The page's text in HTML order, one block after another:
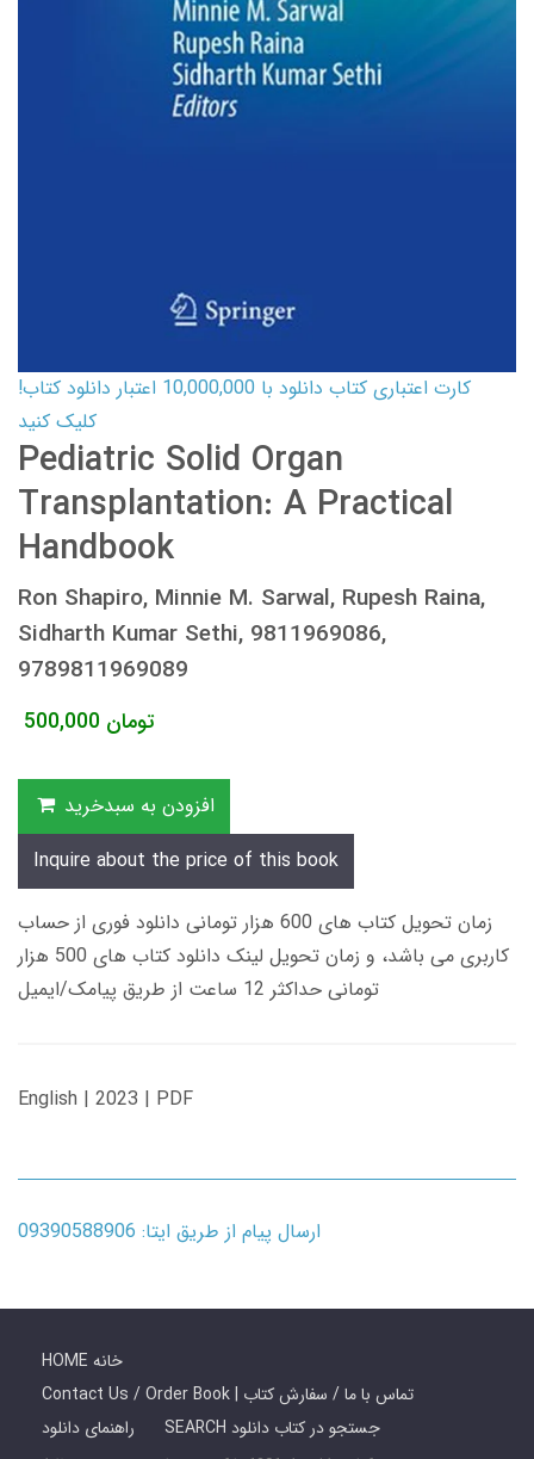
کارت اعتباری کتاب دانلود با 10,000,000 اعتبار دانلود کتاب!
کلیک کنید
Pediatric Solid Organ
Transplantation: A Practical
Handbook
Ron Shapiro, Minnie M. Sarwal, Rupesh Raina,
Sidharth Kumar Sethi, 9811969086,
9789811969089
500,000 تومان
افزودن به سبدخرید
Inquire about the price of this book
زمان تحویل کتاب های 600 هزار تومانی دانلود فوری از حساب
کاربری می باشد، و زمان تحویل لینک دانلود کتاب های 500 هزار
تومانی حداکثر 12 ساعت از طریق پیامک/ایمیل
English | 2023 | PDF
ارسال پیام از طریق ایتا: 09390588906
HOME خانه
Contact Us / Order Book | تماس با ما / سفارش کتاب
راهنمای دانلود
SEARCH جستجو در کتاب دانلود